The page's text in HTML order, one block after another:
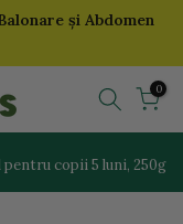
și Abdomen
0
copii 5 luni, 250g